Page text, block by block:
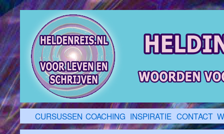
CURSUSSEN COACHING INSPIRATIE CONTACT